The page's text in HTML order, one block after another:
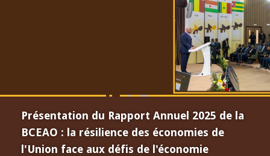
Présentation du Rapport Annuel 2025 de la
BCEAO : la résilience des économies de
l'Union face aux défis de l'économie